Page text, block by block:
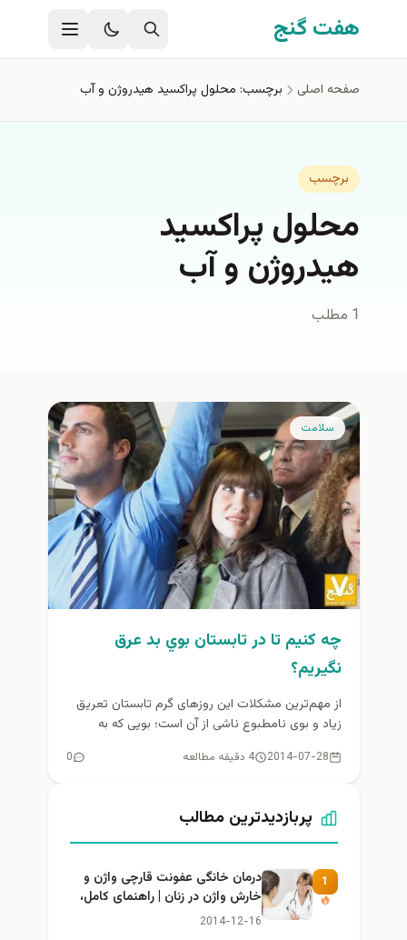
رفتن به محتوای اصلی
هفت گنج
صفحه اصلی برچسب: محلول پراکسید هیدروژن و آب
برچسب
محلول پراکسید
هیدروژن و آب
1 مطلب
سلامت
چه كنيم تا در تابستان بوي بد عرق
نگيريم؟
از مهم‌ترین مشکلات این روزهای گرم تابستان تعریق
زیاد و بوی نامطبوع ناشی از آن است؛ بویی که به
2014-07-28 4 دقیقه مطالعه 0
پربازدیدترین مطالب
1
درمان خانگی عفونت قارچی واژن و
خارش واژن در زنان | راهنمای کامل،
ایمن و کاربردی
2014-12-16